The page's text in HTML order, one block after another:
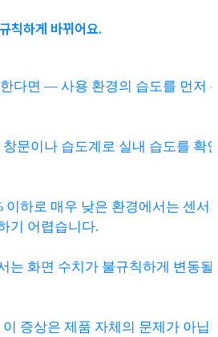
칙하게 바뀌어요.
다면 — 사용 환경의 습도를 먼저
문이나 습도계로 실내 습도를 확
이하로 매우 낮은 환경에서는 센서
기 어렵습니다.
는 화면 수치가 불규칙하게 변동될
증상은 제품 자체의 문제가 아닙